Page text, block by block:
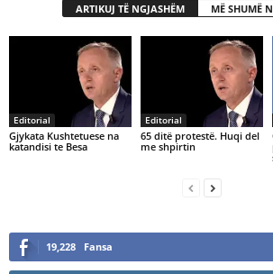
ARTIKUJ TË NGJASHËM MË SHUMË
Editorial
Gjykata Kushtetuese na
katandisi te Besa
Editorial
65 ditë protestë. Huqi del
me shpirtin
19,228 Fansa